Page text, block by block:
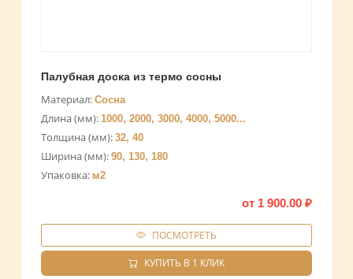
Палубная доска из термо сосны
Материал: Сосна
Длина (мм): 1000, 2000, 3000, 4000, 5000...
Толщина (мм): 32, 40
Ширина (мм): 90, 130, 180
Упаковка: м2
от 1 900.00 ₽
ПОСМОТРЕТЬ
КУПИТЬ В 1 КЛИК